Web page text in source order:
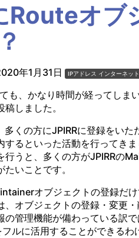
Routeオブ
年1月31日 IPアドレス インターネッ
も、かなり時間が経ってしま
稿しました。
多くの方にJPIRRに登録をい
するといった活動を行ってき
行うと、多くの方がJPIRRの
たいことです。
オブジェクトの登録だ
、オブジェクトの登録・変更
の管理機能が備わっている訳
ルに活用することができるわ